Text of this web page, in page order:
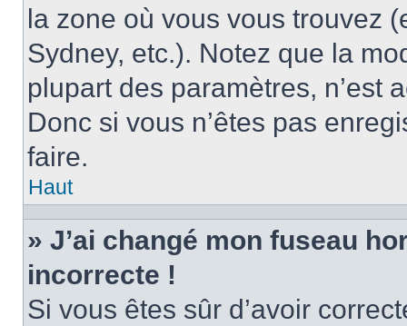
la zone où vous vous trouvez
Sydney, etc.). Notez que la
plupart des paramètres, n’est
Donc si vous n’êtes pas
faire.
Haut
» J’ai changé mon fuseau
incorrecte !
Si vous êtes sûr d’avoir